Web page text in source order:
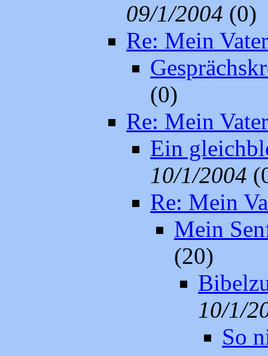
09/1/2004 (0)
Re: Mein
(0)
Re: Mein
Ein
10/1/2004
Re: Mein
Mein
(20)
10/1/
So